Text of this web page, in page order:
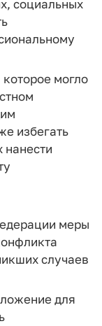
социальных
могло
избегать
нанести
меры
случаев
для